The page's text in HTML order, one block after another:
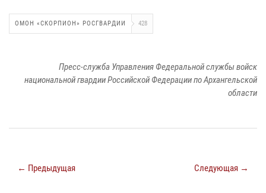
ОМОН «СКОРПИОН» РОСГВАРДИИ 428
Пресс-служба Управления Федеральной службы войск
национальной гвардии Российской Федерации по Архангельской
области
← Предыдущая Следующая →